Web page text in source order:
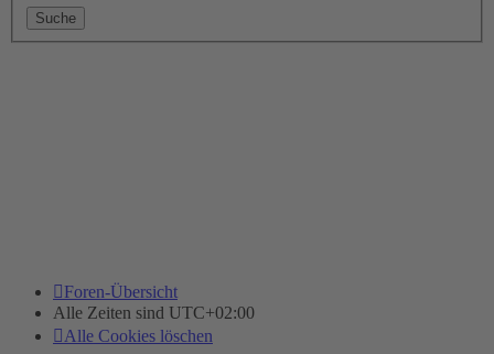
Foren-Übersicht
Alle Zeiten sind UTC+02:00
Alle Cookies löschen